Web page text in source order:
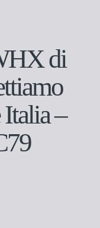
di
–